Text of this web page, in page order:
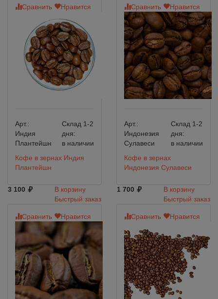
Сравнить Нравится
Арт.:
Индия
Плантейшн
Склад 1-2
дня:
в наличии
Кофе в зернах Индия
Плантейшн
3 100
В корзину
Быстрый заказ
Сравнить Нравится
Арт.:
Индонезия
Сулавеси
Склад 1-2
дня:
в наличии
Кофе в зернах
Индонезия Сулавеси
1 700
В корзину
Быстрый заказ
Сравнить Нравится Сравнить Нравится